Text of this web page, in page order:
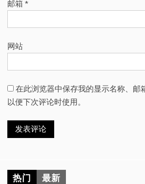
邮箱 *
网站
在此浏览器中保存我的显示名称、邮
以便下次评论时使用。
热门 最新